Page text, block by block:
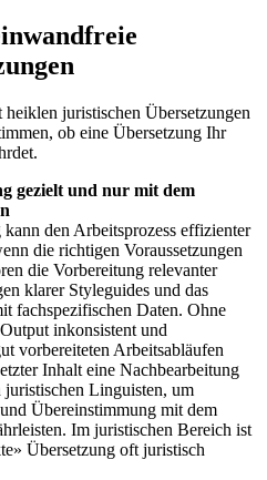
juristischen Übersetzungen
ob eine Übersetzung Ihr
gezielt und nur mit dem
den Arbeitsprozess effizienter
die richtigen Voraussetzungen
die Vorbereitung relevanter
klarer Styleguides und das
fachspezifischen Daten. Ohne
inkonsistent und
vorbereiteten Arbeitsabläufen
Inhalt eine Nachbearbeitung
Linguisten, um
Übereinstimmung mit dem
Im juristischen Bereich ist
Übersetzung oft juristisch